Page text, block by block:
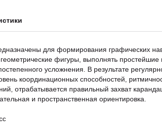
для формирования графических
фигуры, выполнять
усложнения. В результате
координационных способностей,
отрабатывается правильный захват
и пространственная ориентировка.